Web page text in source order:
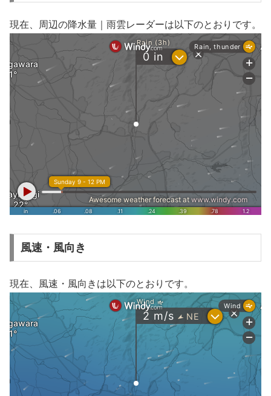
現在、周辺の降水量｜雨雲レーダーは以下のとおりです。
風速・風向き
現在、風速・風向きは以下のとおりです。